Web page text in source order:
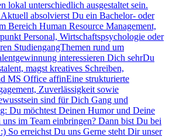
lokal unterschiedlich ausgestaltet sein.
absolvierst Du ein Bachelor- oder
Bereich Human Resource Management,
Personal, Wirtschaftspsychologie oder
StudiengangThemen rund um
interessieren Dich sehrDu
magst kreatives Schreiben,
MS Office affinEine strukturierte
Zuverlässigkeit sowie
sind für Dich Gang und
Du möchtest Deinen Humor und Deine
im Team einbringen? Dann bist Du bei
So erreichst Du uns Gerne steht Dir unser